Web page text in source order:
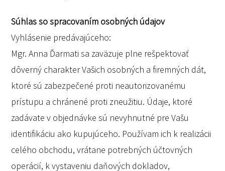
Súhlas so spracovaním osobných údajov
Vyhlásenie predávajúceho:
Mgr. Anna Ďarmati sa zaväzuje plne rešpektovať
dôverný charakter Vašich osobných a firemných dát,
ktoré sú zabezpečené proti neautorizovanému
prístupu a chránené proti zneužitiu. Údaje, ktoré
zadávate v objednávke sú nevyhnutné pre Vašu
identifikáciu ako kupujúceho. Používam ich k realizácii
celého obchodu, vrátane potrebných účtovných
operácií, k vystaveniu daňových dokladov,